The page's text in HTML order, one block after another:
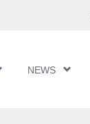
NEWS